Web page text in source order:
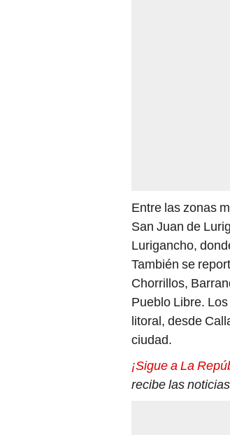
Entre las zonas
San Juan de
Lurigancho,
También se
Chorrillos,
Pueblo Libre.
litoral, desde
ciudad.
¡Sigue a La
recibe las